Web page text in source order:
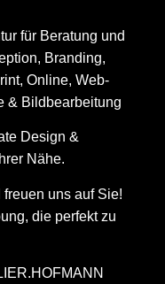
für Beratung und
Branding,
Online, Web­
& Bildbear­bei­tung
Design &
Nähe.
uns auf Sie!
die perfekt zu